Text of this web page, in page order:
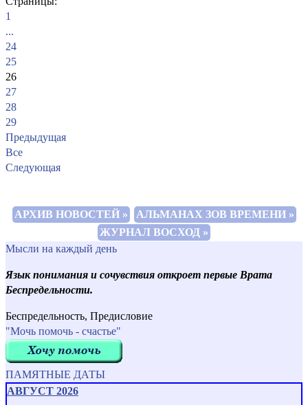
1
...
24
25
26
27
28
29
Предыдущая
Все
Следующая
АРХИВ НОВОСТЕЙ »
АЛЬМАНАХ ЗОВ ВРЕМЕНИ »
ЖУРНАЛ ВОСХОД »
Мысли на каждый день
Язык понимания и сочувствия откроет первые Врата
Беспредельности.
Беспредельность, Предисловие
"Мочь помочь - счастье"
ПАМЯТНЫЕ ДАТЫ
АВГУСТ 2026